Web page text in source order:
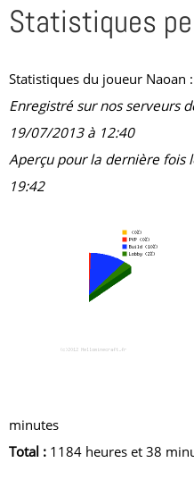
Statistiques
Statistiques du joueur Naoan :
Enregistré sur nos serveurs
19/07/2013 à 12:40
Aperçu pour la dernière fois
19:42
minutes
Total : 1184 heures et 38